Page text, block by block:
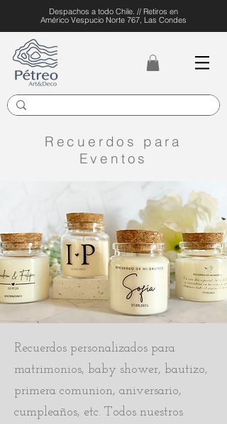
Despachos a todo Chile. // Retiros en
Américo Vespucio Norte 767, Las Condes
Recuerdos para
Eventos
Recuerdos personalizados para
matrimonios, baby shower, bautizo,
primera comunion, aniversario,
cumpleaños, etc. Todos nuestros